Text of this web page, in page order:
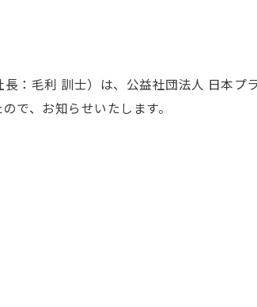
：毛利 訓士）は、公益社団法人 日本プ
で、お知らせいたします。